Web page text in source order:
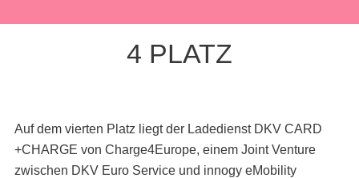
4 PLATZ
Auf dem vierten Platz liegt der Ladedienst DKV CARD
+CHARGE von Charge4Europe, einem Joint Venture
zwischen DKV Euro Service und innogy eMobility